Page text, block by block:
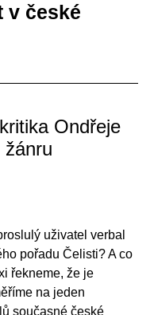
v české
Ondřeje
uživatel verbal
pořadu Čelisti? A co
řekneme, že je
na jeden
současné české